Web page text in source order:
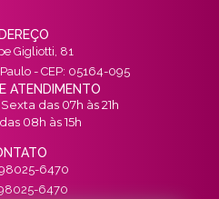
Gigliotti, 81
- CEP: 05164-095
ATENDIMENTO
das 07h às 21h
08h às 15h
6470
6470